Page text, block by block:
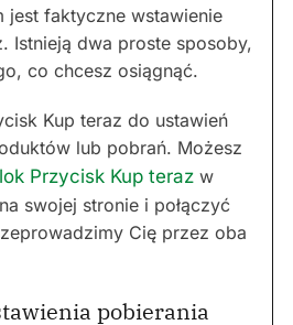
jest faktyczne wstawienie
Istnieją dwa proste sposoby,
co chcesz osiągnąć.
Kup teraz do ustawień
lub pobrań. Możesz
Przycisk Kup teraz w
swojej stronie i połączyć
Cię przez oba
pobierania